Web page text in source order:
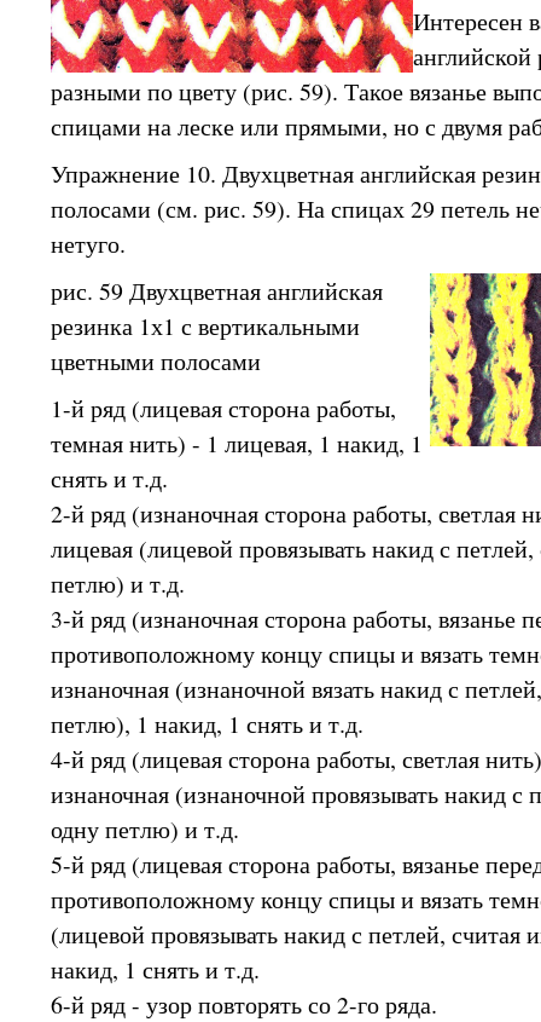
Интересен
разными по цвету (рис. 59). Такое вязанье
спицами на леске или прямыми, но с двумя
Упражнение 10. Двухцветная английская
полосами (см. рис. 59). На спицах 29 петель
нетуго.
рис. 59 Двухцветная английская
резинка 1х1 с вертикальными
цветными полосами
1-й ряд (лицевая сторона работы,
темная нить) - 1 лицевая, 1 накид, 1
снять и т.д.
2-й ряд (изнаночная сторона работы, светлая
лицевая (лицевой провязывать накид с
петлю) и т.д.
3-й ряд (изнаночная сторона работы, вязанье
противоположному концу спицы и вязать
изнаночная (изнаночной вязать накид с
петлю), 1 накид, 1 снять и т.д.
4-й ряд (лицевая сторона работы, светлая
изнаночная (изнаночной провязывать накид с
одну петлю) и т.д.
5-й ряд (лицевая сторона работы, вязанье
противоположному концу спицы и вязать
(лицевой провязывать накид с петлей, считая
накид, 1 снять и т.д.
6-й ряд - узор повторять со 2-го ряда.